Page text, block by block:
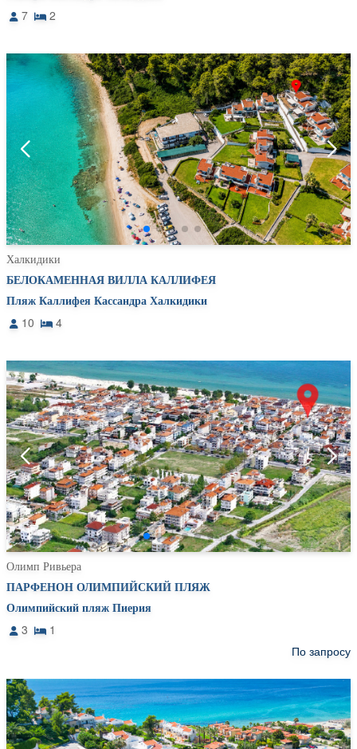
7 2
Халкидики
БЕЛОКАМЕННАЯ ВИЛЛА КАЛЛИФЕЯ
Пляж Каллифея Кассандра Халкидики
10 4
Олимп Ривьера
ПАРФЕНОН ОЛИМПИЙСКИЙ ПЛЯЖ
Олимпийский пляж Пиерия
3
1
По запросу